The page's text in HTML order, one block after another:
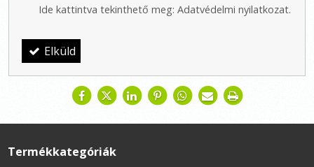
Ide kattintva tekinthető meg: Adatvédelmi nyilatkozat.
Elküld
Termékkategóriák